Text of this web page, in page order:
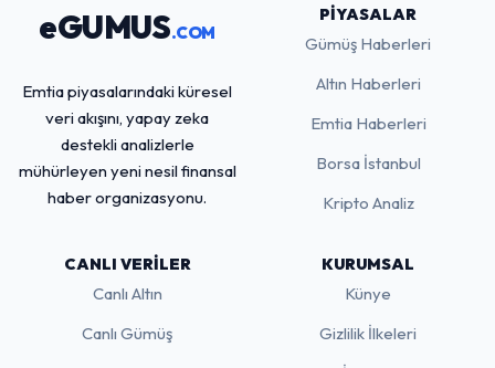
eGUMUS.COM
Emtia piyasalarındaki küresel
veri akışını, yapay zeka
destekli analizlerle
mühürleyen yeni nesil finansal
haber organizasyonu.
PIYASALAR
Gümüş Haberleri
Altın Haberleri
Emtia Haberleri
Borsa İstanbul
Kripto Analiz
CANLI VERILER
Canlı Altın
Canlı Gümüş
KURUMSAL
Künye
Gizlilik İlkeleri